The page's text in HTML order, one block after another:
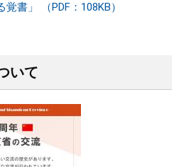
書」 （PDF：108KB）
いて